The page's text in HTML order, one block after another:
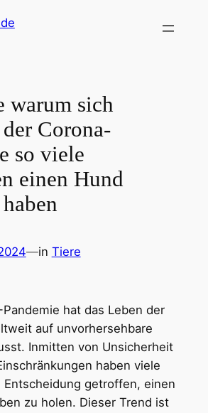
warum sich
Corona-
so viele
einen Hund
—in Tiere
Pandemie hat das Leben der
auf unvorhersehbare
Inmitten von Unsicherheit
haben viele
Entscheidung getroffen, einen
zu holen. Dieser Trend ist